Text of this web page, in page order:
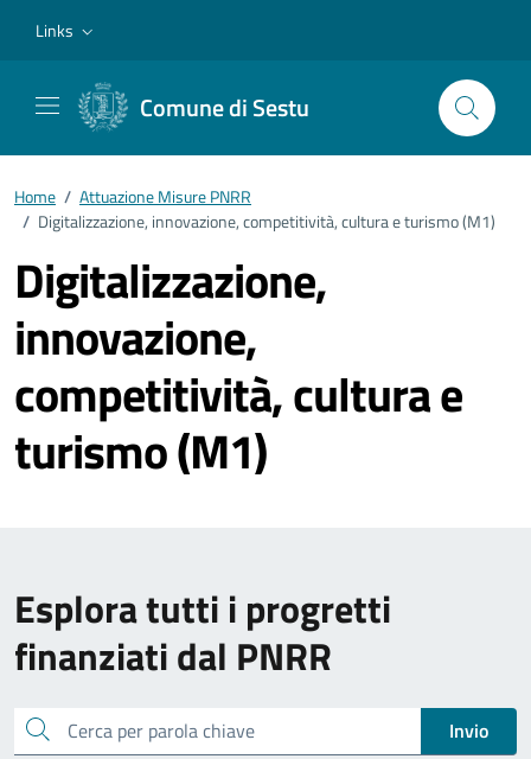
Links
Comune di Sestu
Home / Attuazione Misure PNRR
/ Digitalizzazione, innovazione, competitività, cultura e turismo (M1)
Digitalizzazione,
innovazione,
competitività, cultura e
turismo (M1)
Esplora tutti i progretti
finanziati dal PNRR
Cerca
Invio